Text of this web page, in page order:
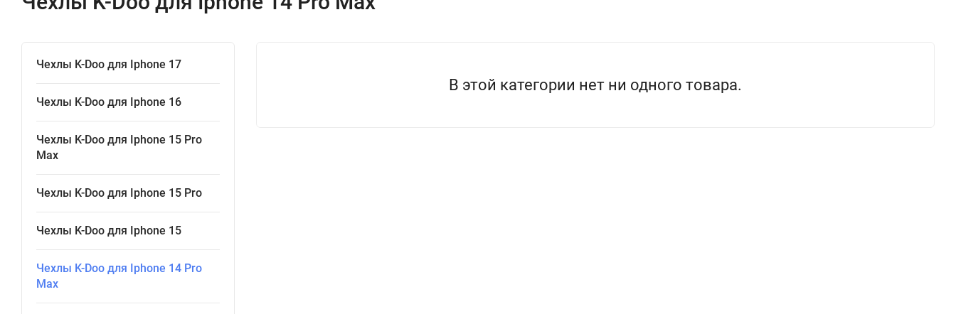
Чехлы K-Doo для Iphone 17
Чехлы K-Doo для Iphone 16
Чехлы K-Doo для Iphone 15 Pro
Max
Чехлы K-Doo для Iphone 15 Pro
Чехлы K-Doo для Iphone 15
Чехлы K-Doo для Iphone 14 Pro
Max
В этой категории нет ни одного товара.